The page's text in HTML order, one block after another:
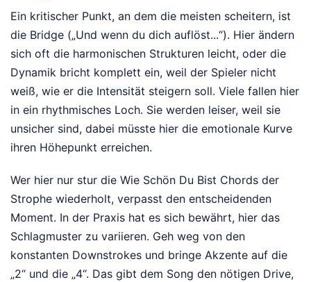
Ein kritischer Punkt, an dem die meisten scheitern, ist
die Bridge („Und wenn du dich auflöst...“). Hier ändern
sich oft die harmonischen Strukturen leicht, oder die
Dynamik bricht komplett ein, weil der Spieler nicht
weiß, wie er die Intensität steigern soll. Viele fallen hier
in ein rhythmisches Loch. Sie werden leiser, weil sie
unsicher sind, dabei müsste hier die emotionale Kurve
ihren Höhepunkt erreichen.
Wer hier nur stur die Wie Schön Du Bist Chords der
Strophe wiederholt, verpasst den entscheidenden
Moment. In der Praxis hat es sich bewährt, hier das
Schlagmuster zu variieren. Geh weg von den
konstanten Downstrokes und bringe Akzente auf die
„2“ und die „4“. Das gibt dem Song den nötigen Drive,